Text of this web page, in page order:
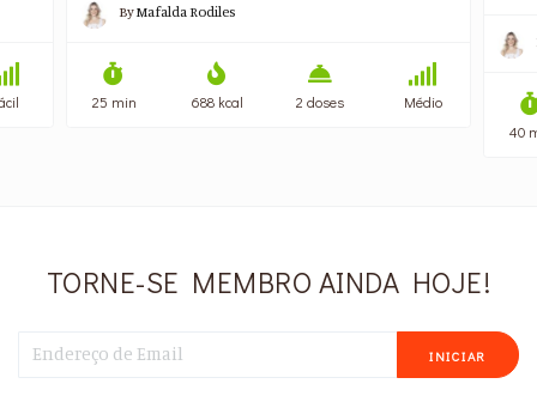
ByMafalda Rodiles
25 min 688 kcal 2 doses Médio
40
TORNE-SE MEMBRO AINDA HOJE!
INICIAR